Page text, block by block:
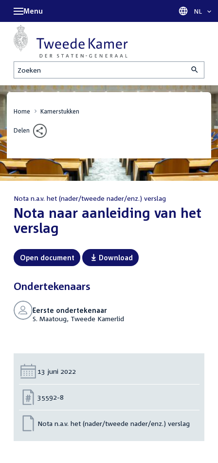
Zoeken
Menu Taal
NL
Home Kamerstukken
Delen
Nota n.a.v. het (nader/tweede nader/enz.) verslag
:Nota naar aanleiding van het
verslag
Open document Download
Ondertekenaars
Eerste ondertekenaar
S. Maatoug, Tweede Kamerlid
Datum:
13 juni 2022
Nummer:
35592-8
Nota n.a.v. het (nader/tweede nader/enz.) verslag